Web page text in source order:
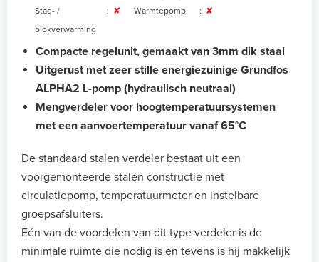
Stad- /
blokverwarming
: ✘ Warmtepomp : ✘
Compacte regelunit, gemaakt van 3mm dik staal
Uitgerust met zeer stille energiezuinige Grundfos
ALPHA2 L-pomp (hydraulisch neutraal)
Mengverdeler voor hoogtemperatuursystemen
met een aanvoertemperatuur vanaf 65°C
De standaard stalen verdeler bestaat uit een
voorgemonteerde stalen constructie met
circulatiepomp, temperatuurmeter en instelbare
groepsafsluiters.
Eén van de voordelen van dit type verdeler is de
minimale ruimte die nodig is en tevens is hij makkelijk